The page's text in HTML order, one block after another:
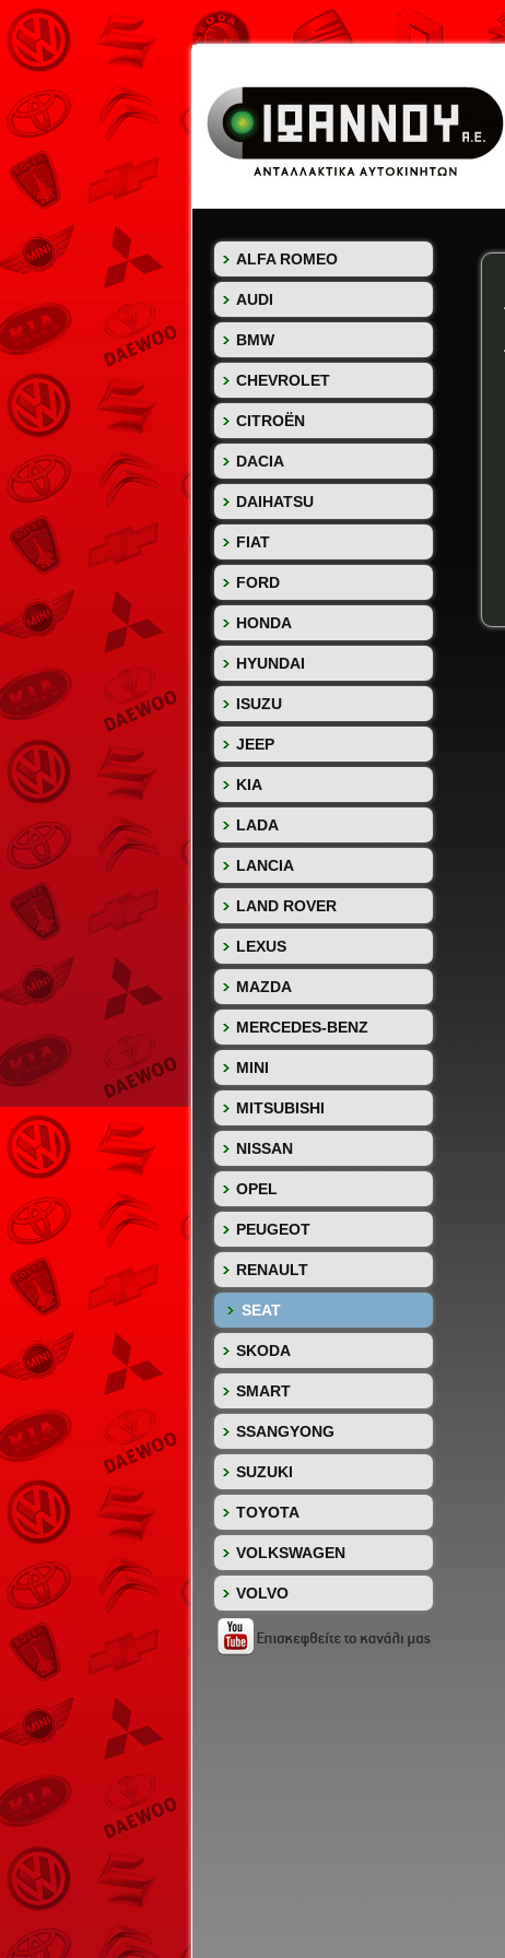
ALFA ROMEO
AUDI
BMW
CHEVROLET
CITROËN
DACIA
DAIHATSU
FIAT
FORD
HONDA
HYUNDAI
ISUZU
JEEP
KIA
LADA
LANCIA
LAND ROVER
LEXUS
MAZDA
MERCEDES-BENZ
MINI
MITSUBISHI
NISSAN
OPEL
PEUGEOT
RENAULT
SEAT
SKODA
SMART
SSANGYONG
SUZUKI
TOYOTA
VOLKSWAGEN
VOLVO